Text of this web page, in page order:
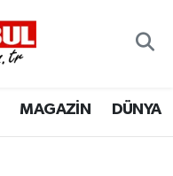
MAGAZİN DÜNYA